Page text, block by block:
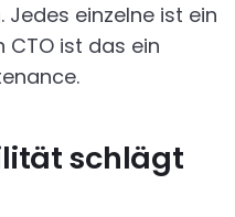
Jedes einzelne ist ein
CTO ist das ein
schlägt